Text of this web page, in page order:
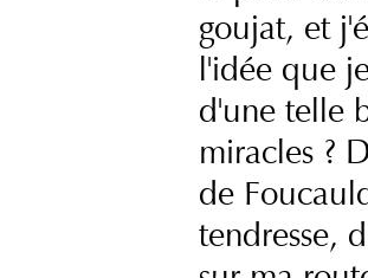
goujat, et
l'idée que
d'une telle
miracles ?
de
tendresse,